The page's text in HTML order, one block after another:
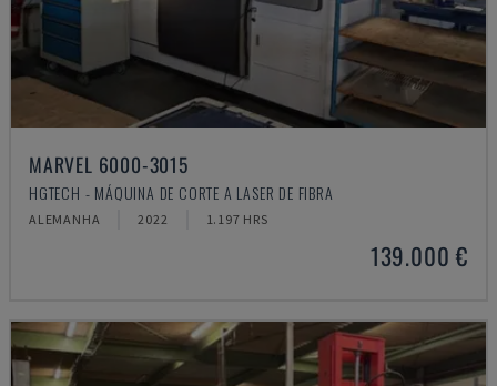
MARVEL 6000-3015
HGTECH - MÁQUINA DE CORTE A LASER DE FIBRA
ALEMANHA 2022 1.197 HRS
139.000 €